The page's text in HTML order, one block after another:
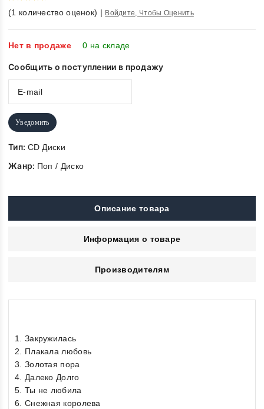
5
(1 количество оценок) | Войдите, Чтобы Оценить
Нет в продаже 0 на складе
Сообщить о поступлении в продажу
Уведомить
Тип: CD Диски
Жанр: Поп / Диско
Описание товара
Информация о товаре
Производителям
1. Закружилась
2. Плакала любовь
3. Золотая пора
4. Далеко Долго
5. Ты не любила
6. Снежная королева